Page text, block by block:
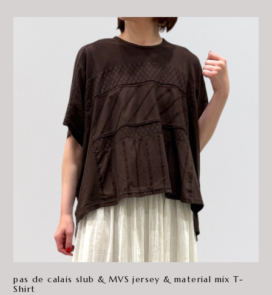
pas de calais slub & MVS jersey & material mix T-
Shirt